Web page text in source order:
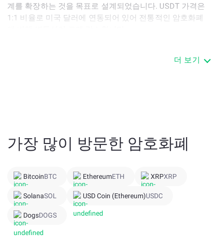
계를 확장하는 것을 목표로 설계되었습니다. USDT 가격은
1:1 비율로 미국 달러에 연동되어 있어 전통적인 암호화폐
이 도움이 됩니다. 이 토큰은 원래 2014년에 Brock Pierce,
(속도, 탈중앙화, 국경 없는 거래)을 제공하면서도 법정 화폐
의 안정적인 가치를 유지하는 것입니다. 이는 USDT가 다른
나 거래하려는 사용자에게 인기를 끌게 만듭니다.
USDT는 미국 달러와 1:1 비율을 유지하도록 설계되었지만,
잠시 가격이 변동한 적도 있습니다. 예를 들어, 시장의 큰 스
트레스가 있을 때 USDT 가격이 잠시 $0.88로 하락한 적도
있었습니다. USDT의 안정성은 상업 어음, 신탁 예금, 현금
더 보기
가장 많이 방문한 암호화폐
BitcoinBTC EthereumETH XRPXRP
SolanaSOL USD Coin (Ethereum)USDC
DogsDOGS